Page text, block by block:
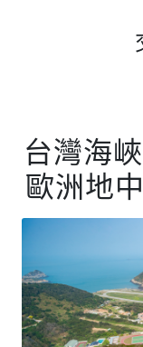
台灣海
歐洲地